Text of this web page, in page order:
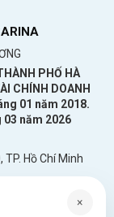
PHỐ HÀ
CHÍNH DOANH
01 năm 2018.
năm 2026
Hồ Chí Minh
×